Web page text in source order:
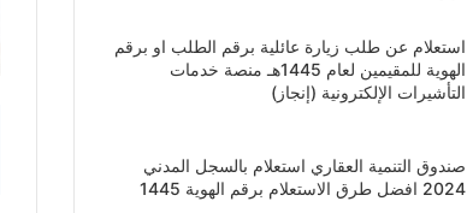
استعلام عن طلب زيارة عائلية برقم الطلب او برقم
الهوية للمقيمين لعام 1445هـ منصة خدمات
التأشيرات الإلكترونية (إنجاز)
صندوق التنمية العقاري استعلام بالسجل المدني
2024 افضل طرق الاستعلام برقم الهوية 1445